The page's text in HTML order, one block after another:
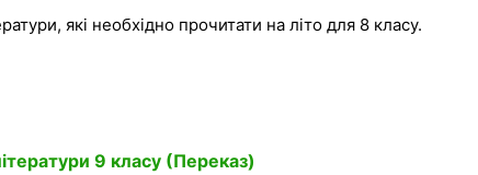
які необхідно прочитати на літо для 8 класу.
9 класу (Переказ)